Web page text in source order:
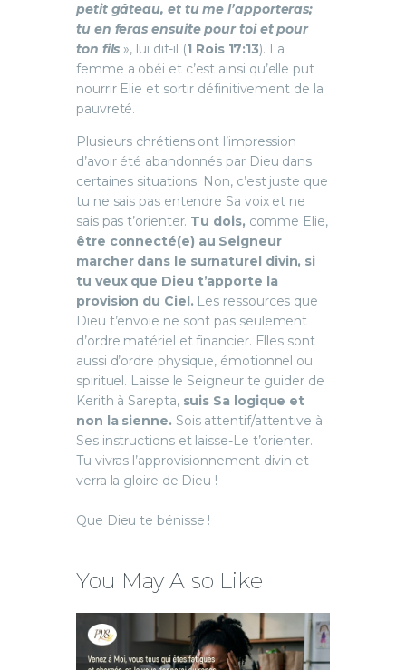
petit gâteau, et tu me l’apporteras;
tu en feras ensuite pour toi et pour
ton fils », lui dit-il (1 Rois 17:13). La
femme a obéi et c’est ainsi qu’elle put
nourrir Elie et sortir définitivement de la
pauvreté.
Plusieurs chrétiens ont l’impression
d’avoir été abandonnés par Dieu dans
certaines situations. Non, c’est juste que
tu ne sais pas entendre Sa voix et ne
sais pas t’orienter. Tu dois, comme Elie,
être connecté(e) au Seigneur
marcher dans le surnaturel divin, si
tu veux que Dieu t’apporte la
provision du Ciel. Les ressources que
Dieu t’envoie ne sont pas seulement
d’ordre matériel et financier. Elles sont
aussi d’ordre physique, émotionnel ou
spirituel. Laisse le Seigneur te guider de
Kerith à Sarepta, suis Sa logique et
non la sienne. Sois attentif/attentive à
Ses instructions et laisse-Le t’orienter.
Tu vivras l’approvisionnement divin et
verra la gloire de Dieu !
Que Dieu te bénisse !
You May Also Like